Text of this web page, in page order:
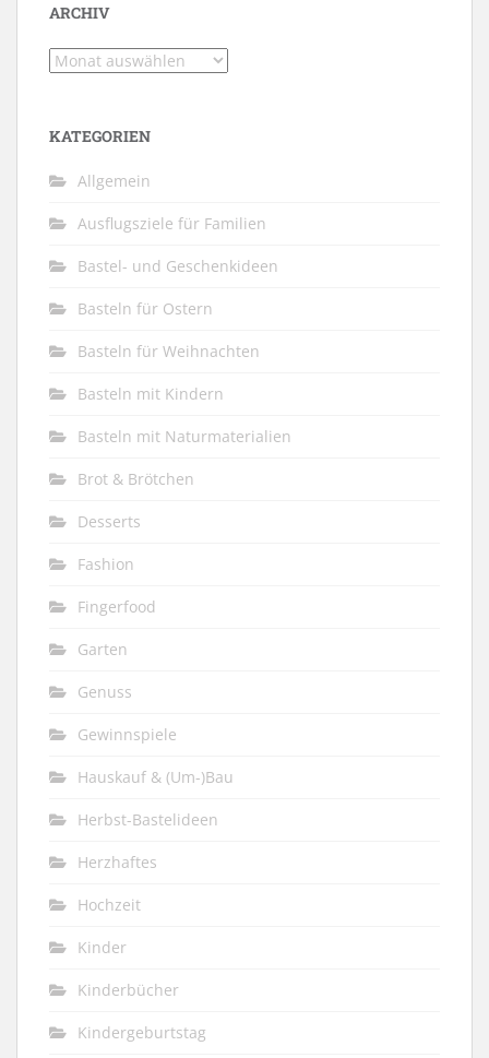
ARCHIV
Archiv
KATEGORIEN
Allgemein
Ausflugsziele für Familien
Bastel- und Geschenkideen
Basteln für Ostern
Basteln für Weihnachten
Basteln mit Kindern
Basteln mit Naturmaterialien
Brot & Brötchen
Desserts
Fashion
Fingerfood
Garten
Genuss
Gewinnspiele
Hauskauf & (Um-)Bau
Herbst-Bastelideen
Herzhaftes
Hochzeit
Kinder
Kinderbücher
Kindergeburtstag